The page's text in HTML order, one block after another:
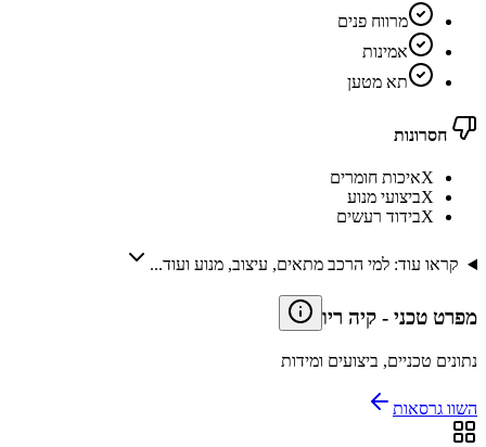
מרווח פנים
אמינות
תא מטען
חסרונות
Xאיכות חומרים
Xביצועי מנוע
Xבידוד רעשים
קראו עוד: למי הרכב מתאים, עיצוב, מנוע ועוד...
מפרט טכני - קיה ריו
נתונים טכניים, ביצועים ומידות
השוו גרסאות